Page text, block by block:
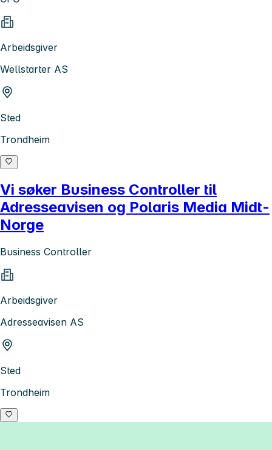
Arbeidsgiver
Wellstarter AS
Sted
Trondheim
Vi søker Business Controller til
Adresseavisen og Polaris Media Midt-
Norge
Business Controller
Arbeidsgiver
Adresseavisen AS
Sted
Trondheim